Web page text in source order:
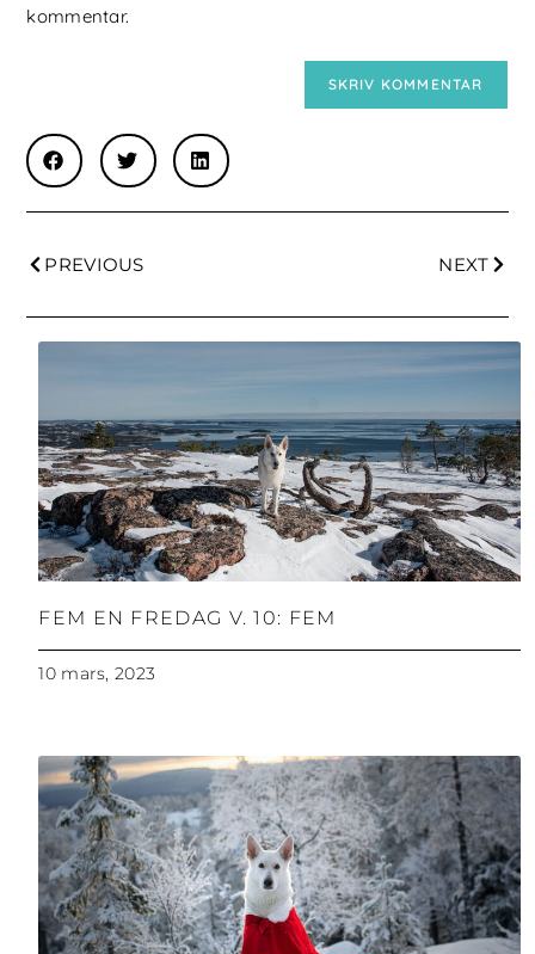
kommentar.
PREVIOUS NEXT
FEM EN FREDAG V. 10: FEM
10 mars, 2023